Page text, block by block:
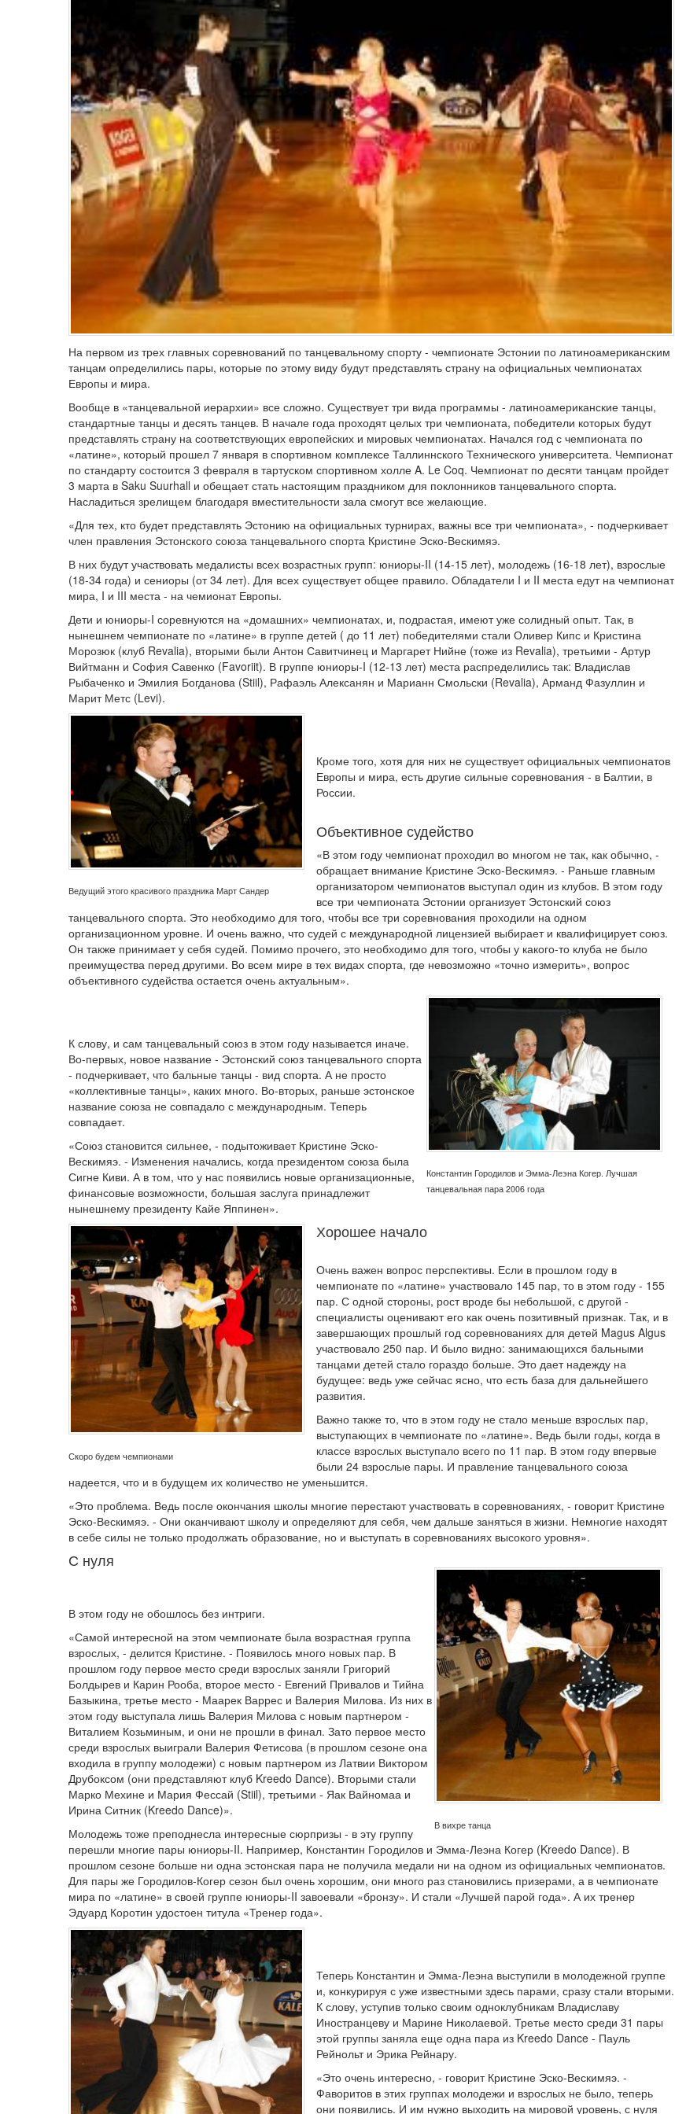
На первом из трех главных соревнований по танцевальному спорту - чемпионате Эстонии по латиноамериканским
танцам определились пары, которые по этому виду будут представлять страну на официальных чемпионатах
Европы и мира.
Вообще в «танцевальной иерархии» все сложно. Существует три вида программы - латиноамериканские танцы,
стандартные танцы и десять танцев. В начале года проходят целых три чемпионата, победители которых будут
представлять страну на соответствующих европейских и мировых чемпионатах. Начался год с чемпионата по
«латине», который прошел 7 января в спортивном комплексе Таллиннского Технического университета. Чемпионат
по стандарту состоится 3 февраля в тартуском спортивном холле A. Le Coq. Чемпионат по десяти танцам пройдет
3 марта в Saku Suurhall и обещает стать настоящим праздником для поклонников танцевального спорта.
Насладиться зрелищем благодаря вместительности зала смогут все желающие.
«Для тех, кто будет представлять Эстонию на официальных турнирах, важны все три чемпионата», - подчеркивает
член правления Эстонского союза танцевального спорта Кристине Эско-Вескимяэ.
В них будут участвовать медалисты всех возрастных групп: юниоры-II (14-15 лет), молодежь (16-18 лет), взрослые
(18-34 года) и сениоры (от 34 лет). Для всех существует общее правило. Обладатели I и II места едут на чемпионат
мира, I и III места - на чемионат Европы.
Дети и юниоры-I соревнуются на «домашних» чемпионатах, и, подрастая, имеют уже солидный опыт. Так, в
нынешнем чемпионате по «латине» в группе детей ( до 11 лет) победителями стали Оливер Кипс и Кристина
Морозюк (клуб Revalia), вторыми были Антон Савитчинец и Маргарет Нийне (тоже из Revalia), третьими - Артур
Вийтманн и София Савенко (Favoriit). В группе юниоры-I (12-13 лет) места распределились так: Владислав
Рыбаченко и Эмилия Богданова (Stiil), Рафаэль Алексанян и Марианн Смольски (Revalia), Арманд Фазуллин и
Марит Метс (Levi).
Ведущий этого красивого праздника Март Сандер
Кроме того, хотя для них не существует официальных чемпионатов
Европы и мира, есть другие сильные соревнования - в Балтии, в
России.
Объективное судейство
«В этом году чемпионат проходил во многом не так, как обычно, -
обращает внимание Кристине Эско-Вескимяэ. - Раньше главным
организатором чемпионатов выступал один из клубов. В этом году
все три чемпионата Эстонии организует Эстонский союз
танцевального спорта. Это необходимо для того, чтобы все три соревнования проходили на одном
организационном уровне. И очень важно, что судей с международной лицензией выбирает и квалифицирует союз.
Он также принимает у себя судей. Помимо прочего, это необходимо для того, чтобы у какого-то клуба не было
преимущества перед другими. Во всем мире в тех видах спорта, где невозможно «точно измерить», вопрос
объективного судейства остается очень актуальным».
Константин Городилов и Эмма-Леэна Когер. Лучшая
танцевальная пара 2006 года
К слову, и сам танцевальный союз в этом году называется иначе.
Во-первых, новое название - Эстонский союз танцевального спорта
- подчеркивает, что бальные танцы - вид спорта. А не просто
«коллективные танцы», каких много. Во-вторых, раньше эстонское
название союза не совпадало с международным. Теперь
совпадает.
«Союз становится сильнее, - подытоживает Кристине Эско-
Вескимяэ. - Изменения начались, когда президентом союза была
Сигне Киви. А в том, что у нас появились новые организационные,
финансовые возможности, большая заслуга принадлежит
нынешнему президенту Кайе Яппинен».
Хорошее начало
Скоро будем чемпионами
Очень важен вопрос перспективы. Если в прошлом году в
чемпионате по «латине» участвовало 145 пар, то в этом году - 155
пар. С одной стороны, рост вроде бы небольшой, с другой -
специалисты оценивают его как очень позитивный признак. Так, и в
завершающих прошлый год соревнованиях для детей Magus Algus
участвовало 250 пар. И было видно: занимающихся бальными
танцами детей стало гораздо больше. Это дает надежду на
будущее: ведь уже сейчас ясно, что есть база для дальнейшего
развития.
Важно также то, что в этом году не стало меньше взрослых пар,
выступающих в чемпионате по «латине». Ведь были годы, когда в
классе взрослых выступало всего по 11 пар. В этом году впервые
были 24 взрослые пары. И правление танцевального союза
надеется, что и в будущем их количество не уменьшится.
«Это проблема. Ведь после окончания школы многие перестают участвовать в соревнованиях, - говорит Кристине
Эско-Вескимяэ. - Они оканчивают школу и определяют для себя, чем дальше заняться в жизни. Немногие находят
в себе силы не только продолжать образование, но и выступать в соревнованиях высокого уровня».
С нуля
В вихре танца
В этом году не обошлось без интриги.
«Самой интересной на этом чемпионате была возрастная группа
взрослых, - делится Кристине. - Появилось много новых пар. В
прошлом году первое место среди взрослых заняли Григорий
Болдырев и Карин Рооба, второе место - Евгений Привалов и Тийна
Базыкина, третье место - Маарек Варрес и Валерия Милова. Из них в
этом году выступала лишь Валерия Милова с новым партнером -
Виталием Козьминым, и они не прошли в финал. Зато первое место
среди взрослых выиграли Валерия Фетисова (в прошлом сезоне она
входила в группу молодежи) с новым партнером из Латвии Виктором
Друбоксом (они представляют клуб Kreedo Dance). Вторыми стали
Марко Мехине и Мария Фессай (Stiil), третьими - Яак Вайномаа и
Ирина Ситник (Kreedo Danсe)».
Молодежь тоже преподнесла интересные сюрпризы - в эту группу
перешли многие пары юниоры-II. Например, Константин Городилов и Эмма-Леэна Когер (Kreedo Dance). В
прошлом сезоне больше ни одна эстонская пара не получила медали ни на одном из официальных чемпионатов.
Для пары же Городилов-Когер сезон был очень хорошим, они много раз становились призерами, а в чемпионате
мира по «латине» в своей группе юниоры-II завоевали «бронзу». И стали «Лучшей парой года». А их тренер
Эдуард Коротин удостоен титула «Тренер года».
Теперь Константин и Эмма-Леэна выступили в молодежной группе
и, конкурируя с уже известными здесь парами, сразу стали вторыми.
К слову, уступив только своим одноклубникам Владиславу
Иностранцеву и Марине Николаевой. Третье место среди 31 пары
этой группы заняла еще одна пара из Kreedo Dance - Пауль
Рейнольт и Эрика Рейнару.
«Это очень интересно, - говорит Кристине Эско-Вескимяэ. -
Фаворитов в этих группах молодежи и взрослых не было, теперь
они появились. И им нужно выходить на мировой уровень, с нуля